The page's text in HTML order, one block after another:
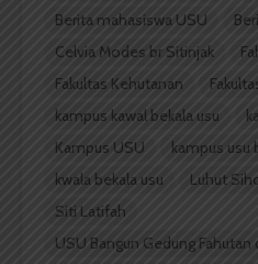
Berita mahasiswa USU
Celvia Modes br Sitinjak
Fakultas Kehutanan
kampus kawal bekala usu
Kampus USU
kampus usu
kwala bekala usu
Luhut
Siti Latifah
USU Bangun Gedung Fahutan